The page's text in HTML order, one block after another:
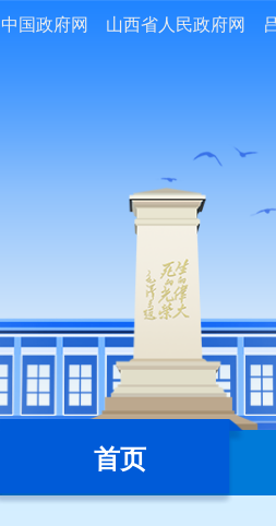
中国政府网 山西省人民政府网
首页